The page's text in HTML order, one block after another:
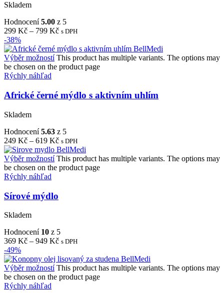
Skladem
Hodnocení5.00 z 5
299 Kč – 799 Kč s DPH
-38%
Výběr možností This product has multiple variants. The options may
be chosen on the product page
Rýchly náhľad
Africké černé mýdlo s aktivním uhlím
Skladem
Hodnocení5.63 z 5
249 Kč – 619 Kč s DPH
Výběr možností This product has multiple variants. The options may
be chosen on the product page
Rýchly náhľad
Sírové mýdlo
Skladem
Hodnocení 10 z 5
369 Kč – 949 Kč s DPH
-49%
Výběr možností This product has multiple variants. The options may
be chosen on the product page
Rýchly náhľad